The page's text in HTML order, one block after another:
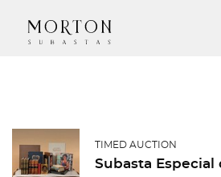
TIMED AUCTION
Subasta Especial